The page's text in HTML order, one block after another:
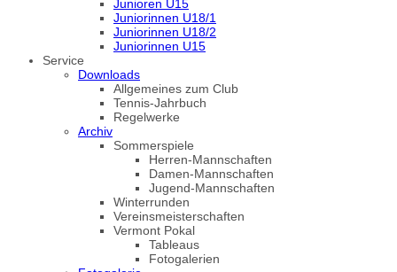
Junioren U15
Juniorinnen U18/1
Juniorinnen U18/2
Juniorinnen U15
Service
Downloads
Allgemeines zum Club
Tennis-Jahrbuch
Regelwerke
Archiv
Sommerspiele
Herren-Mannschaften
Damen-Mannschaften
Jugend-Mannschaften
Winterrunden
Vereinsmeisterschaften
Vermont Pokal
Tableaus
Fotogalerien